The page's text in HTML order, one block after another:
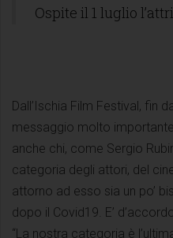
Ospite il 1 luglio
Dall’Ischia Film Festival, fin
messaggio molto
anche chi, come Sergio
categoria degli attori, del
attorno ad esso sia un po’
dopo il Covid19. E’
“La nostra categoria è